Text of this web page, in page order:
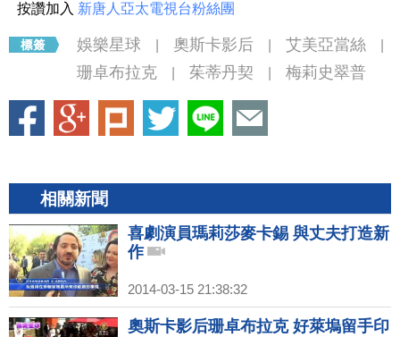
按讚加入 新唐人亞太電視台粉絲團
娛樂星球 奧斯卡影后 艾美亞當絲
珊卓布拉克 茱蒂丹契 梅莉史翠普
相關新聞
喜劇演員瑪莉莎麥卡錫 與丈夫打造新
作
2014-03-15 21:38:32
奧斯卡影后珊卓布拉克 好萊塢留手印